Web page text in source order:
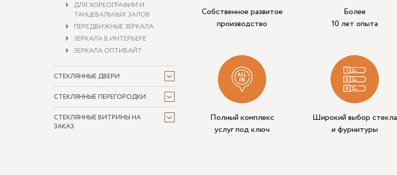
ДЛЯ ХОРЕОГРАФИИ И
ТАНЦЕВАЛЬНЫХ ЗАЛОВ
ПЕРЕДВИЖНЫЕ ЗЕРКАЛА
ЗЕРКАЛА В ИНТЕРЬЕРЕ
ЗЕРКАЛА ОПТИВАЙТ
СТЕКЛЯННЫЕ ДВЕРИ
СТЕКЛЯННЫЕ ПЕРЕГОРОДКИ
СТЕКЛЯННЫЕ ВИТРИНЫ НА
ЗАКАЗ
Собственное развитое
производство
Более
10 лет опыта
Полный комплекс
услуг под ключ
Широкий выбор стекла
и фурнитуры